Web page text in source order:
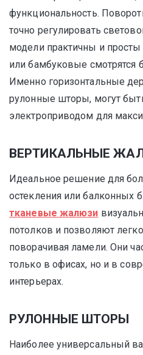
функциональность.
точно регулировать
модели практичны и
или бамбуковые смотрятся
Именно горизонтальные
рулонные шторы, могут
электроприводом для
ВЕРТИКАЛЬНЫЕ
Идеальное решение для
остекления или балконных
тканевые жалюзи
потолков и позволяют
поворачивая ламели. Они
только в офисах, но и в
интерьерах.
РУЛОННЫЕ ШТОРЫ
Наиболее универсальный